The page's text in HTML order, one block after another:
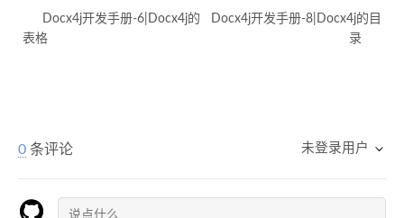
Docx4j开发手册-6|Docx4j的
表格
Docx4j开发手册-8|Docx4j的目
录
0 条评论 未登录用户